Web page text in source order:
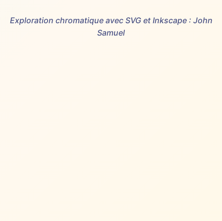
Exploration chromatique avec SVG et Inkscape : John
Samuel